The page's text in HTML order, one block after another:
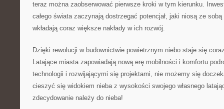
teraz można ⁢zaobserwować pierwsze kroki w tym kierunku.
całego ⁢świata zaczynają dostrzegać potencjał, jaki niosą ze
wkładają coraz większe nakłady w ich rozwój.
Dzięki rewolucji w budownictwie powietrznym niebo staje się
Latające miasta zapowiadają nową erę ​mobilności i komfortu
technologii i rozwijającymi się projektami, nie możemy się
cieszyć ⁣się widokiem nieba z wysokości swojego własnego
zdecydowanie należy do ‍nieba!